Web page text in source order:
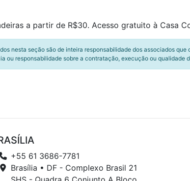
a partir de R$30. Acesso gratuito à Casa
nesta seção são de inteira responsabilidade dos associados
ou responsabilidade sobre a contratação, execução ou qualidade
+55 61 3686-7781
Brasília • DF - Complexo Brasil 21